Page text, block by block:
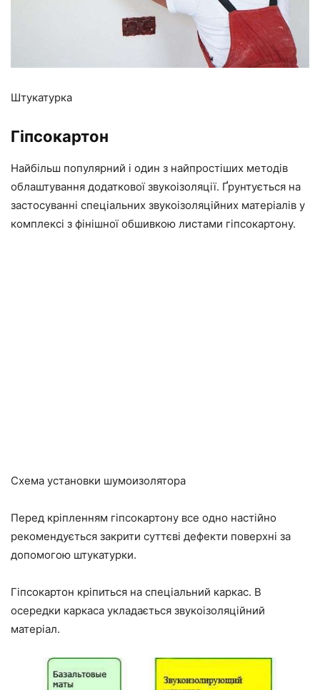
Штукатурка
Гіпсокартон
Найбільш популярний і один з найпростіших методів
облаштування додаткової звукоізоляції. Ґрунтується на
застосуванні спеціальних звукоізоляційних матеріалів у
комплексі з фінішної обшивкою листами гіпсокартону.
Схема установки шумоизолятора
Перед кріпленням гіпсокартону все одно настійно
рекомендується закрити суттєві дефекти поверхні за
допомогою штукатурки.
Гіпсокартон кріпиться на спеціальний каркас. В
осередки каркаса укладається звукоізоляційний
матеріал.